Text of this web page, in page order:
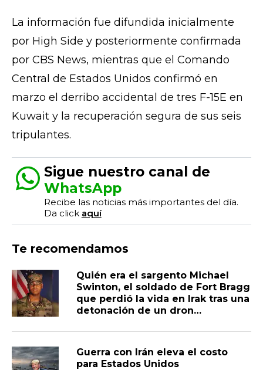
La información fue difundida inicialmente
por High Side y posteriormente confirmada
por CBS News, mientras que el Comando
Central de Estados Unidos confirmó en
marzo el derribo accidental de tres F-15E en
Kuwait y la recuperación segura de sus seis
tripulantes.
Sigue nuestro canal de
WhatsApp
Recibe las noticias más importantes del día.
Da click aquí
Te recomendamos
Quién era el sargento Michael
Swinton, el soldado de Fort Bragg
que perdió la vida en Irak tras una
detonación de un dron
Guerra con Irán eleva el costo
para Estados Unidos